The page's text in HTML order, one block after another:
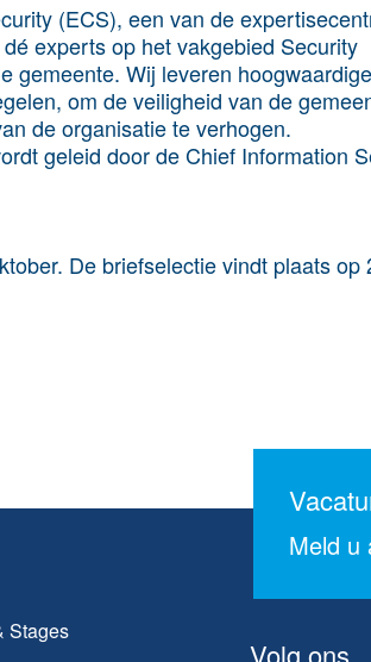
(ECS), een van de
experts op het vakgebied Security
gemeente. Wij leveren hoogwaardige
om de veiligheid van de
de organisatie te verhogen.
geleid door de Chief Information
De briefselectie vindt plaats op
Meld u
Stages
Volg ons